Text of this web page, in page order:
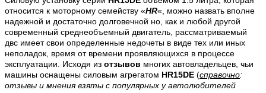
относится к моторному семейству «HR«, можно назвать вполне
надежной и достаточно долговечной но, как и любой другой
современный среднеобъемный двигатель, рассматриваемый
двс имеет свои определенные недочеты в виде тех или иных
неполадок, время от времени проявляющихся в процессе
эксплуатации. Исходя из отзывов многих автовладельцев, чьи
машины оснащены силовым агрегатом HR15DE (справочно:
отзывы и мнения взяты с популярных у автолюбителей